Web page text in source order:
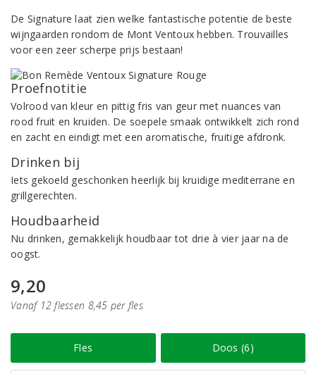
De Signature laat zien welke fantastische potentie de beste
wijngaarden rondom de Mont Ventoux hebben. Trouvailles
voor een zeer scherpe prijs bestaan!
Proefnotitie
Volrood van kleur en pittig fris van geur met nuances van
rood fruit en kruiden. De soepele smaak ontwikkelt zich rond
en zacht en eindigt met een aromatische, fruitige afdronk.
Drinken bij
Iets gekoeld geschonken heerlijk bij kruidige mediterrane en
grillgerechten.
Houdbaarheid
Nu drinken, gemakkelijk houdbaar tot drie à vier jaar na de
oogst.
9,20
Vanaf 12 flessen 8,45 per fles
Fles Doos (6)